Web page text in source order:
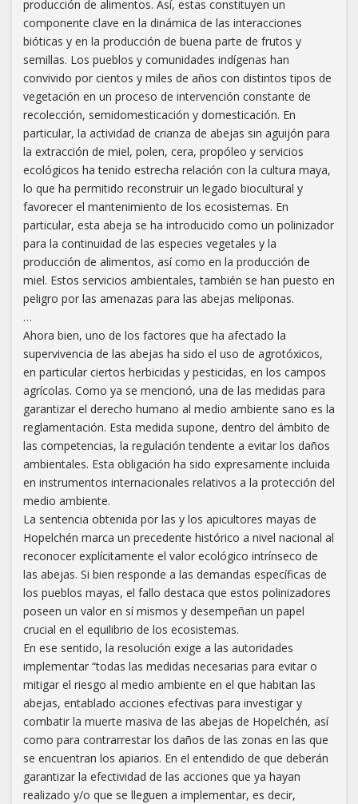
producción de alimentos. Así, estas constituyen un
componente clave en la dinámica de las interacciones
bióticas y en la producción de buena parte de frutos y
semillas. Los pueblos y comunidades indígenas han
convivido por cientos y miles de años con distintos tipos de
vegetación en un proceso de intervención constante de
recolección, semidomesticación y domesticación. En
particular, la actividad de crianza de abejas sin aguijón para
la extracción de miel, polen, cera, propóleo y servicios
ecológicos ha tenido estrecha relación con la cultura maya,
lo que ha permitido reconstruir un legado biocultural y
favorecer el mantenimiento de los ecosistemas. En
particular, esta abeja se ha introducido como un polinizador
para la continuidad de las especies vegetales y la
producción de alimentos, así como en la producción de
miel. Estos servicios ambientales, también se han puesto en
peligro por las amenazas para las abejas meliponas.
…
Ahora bien, uno de los factores que ha afectado la
supervivencia de las abejas ha sido el uso de agrotóxicos,
en particular ciertos herbicidas y pesticidas, en los campos
agrícolas. Como ya se mencionó, una de las medidas para
garantizar el derecho humano al medio ambiente sano es la
reglamentación. Esta medida supone, dentro del ámbito de
las competencias, la regulación tendente a evitar los daños
ambientales. Esta obligación ha sido expresamente incluida
en instrumentos internacionales relativos a la protección del
medio ambiente.
La sentencia obtenida por las y los apicultores mayas de
Hopelchén marca un precedente histórico a nivel nacional al
reconocer explícitamente el valor ecológico intrínseco de
las abejas. Si bien responde a las demandas específicas de
los pueblos mayas, el fallo destaca que estos polinizadores
poseen un valor en sí mismos y desempeñan un papel
crucial en el equilibrio de los ecosistemas.
En ese sentido, la resolución exige a las autoridades
implementar “todas las medidas necesarias para evitar o
mitigar el riesgo al medio ambiente en el que habitan las
abejas, entablado acciones efectivas para investigar y
combatir la muerte masiva de las abejas de Hopelchén, así
como para contrarrestar los daños de las zonas en las que
se encuentran los apiarios. En el entendido de que deberán
garantizar la efectividad de las acciones que ya hayan
realizado y/o que se lleguen a implementar, es decir,